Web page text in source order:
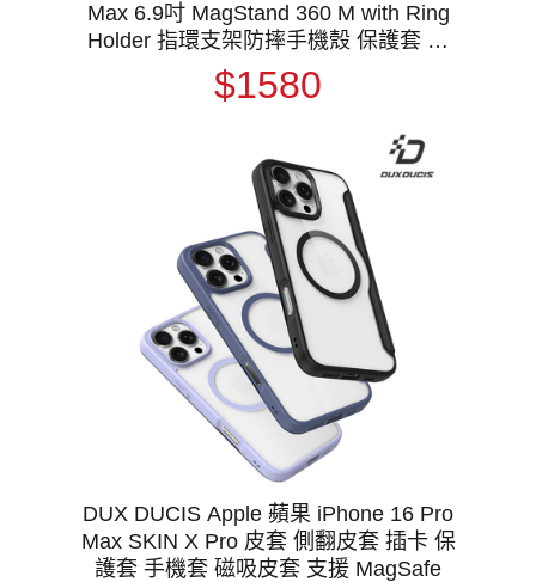
Max 6.9吋 MagStand 360 M with Ring
Holder 指環支架防摔手機殼 保護套 軍
規防摔認證 MagSafe
$1580
DUX DUCIS Apple 蘋果 iPhone 16 Pro
Max SKIN X Pro 皮套 側翻皮套 插卡 保
護套 手機套 磁吸皮套 支援 MagSafe